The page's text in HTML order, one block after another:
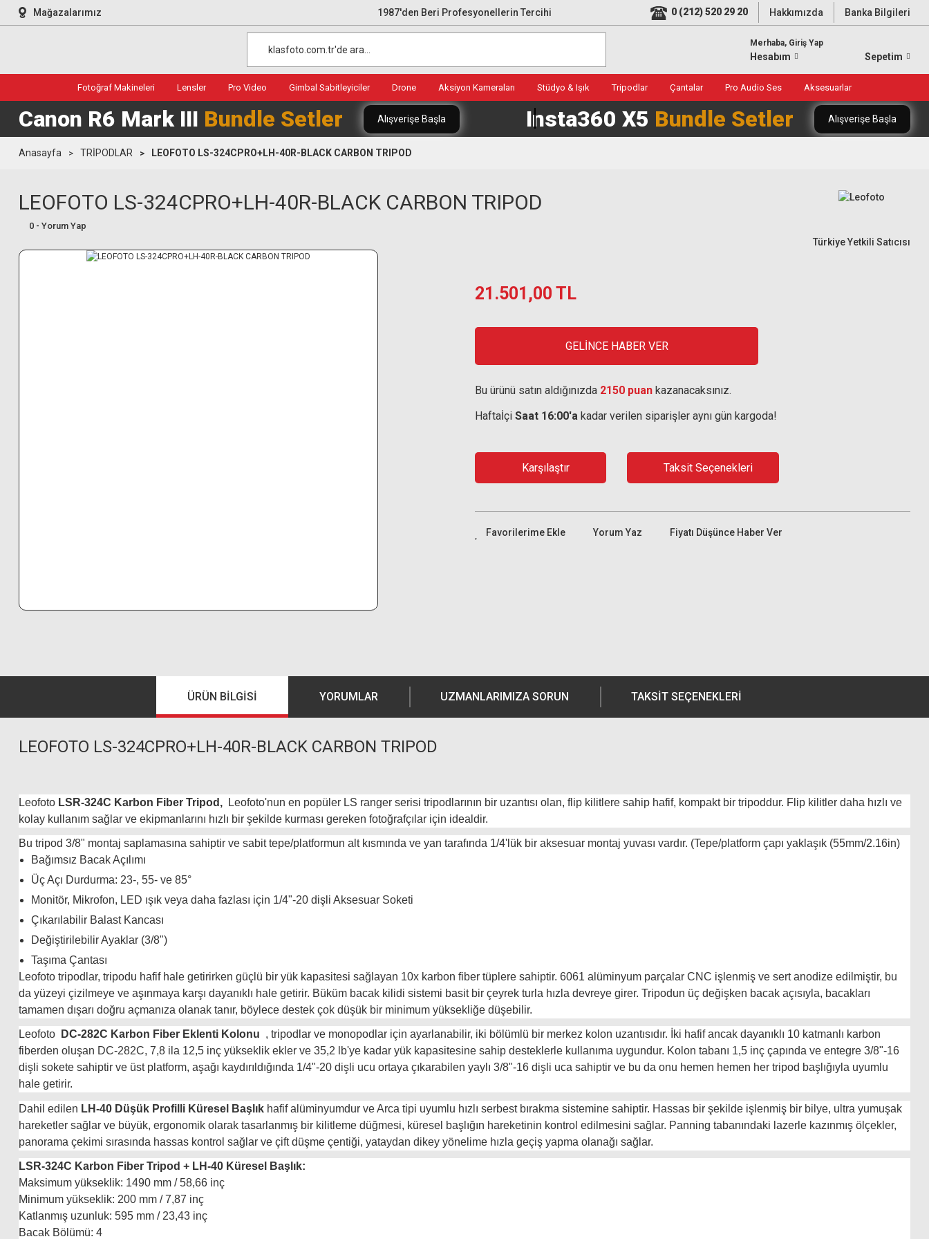
Mağazalarımız 1987'den Beri Profesyonellerin Tercihi 0 (212) 520 29 20 Hakkımızda Banka Bilgileri
Merhaba, Giriş Yap
Hesabım Sepetim
Fotoğraf Makineleri Lensler Pro Video Gimbal Sabitleyiciler Drone Aksiyon Kameraları Stüdyo & Işık Tripodlar Çantalar Pro Audio Ses Aksesuarlar
Canon R6 Mark III Bundle Setler Alışverişe Başla Insta360 X5 Bundle Setler Alışverişe Başla
Anasayfa TRİPODLAR LEOFOTO LS-324CPRO+LH-40R-BLACK CARBON TRIPOD
LEOFOTO LS-324CPRO+LH-40R-BLACK CARBON TRIPOD
0 - Yorum Yap
Türkiye Yetkili Satıcısı
21.501,00 TL
GELİNCE HABER VER
Bu ürünü satın aldığınızda 2150 puan kazanacaksınız.
Haftaİçi Saat 16:00'a kadar verilen siparişler aynı gün kargoda!
Karşılaştır Taksit Seçenekleri
Yorum Yaz Fiyatı Düşünce Haber Ver
ÜRÜN BILGISI YORUMLAR UZMANLARIMIZA SORUN TAKSIT SEÇENEKLERI
LEOFOTO LS-324CPRO+LH-40R-BLACK CARBON TRIPOD
Leofoto LSR-324C Karbon Fiber Tripod,
Leofoto'nun en popüler LS ranger serisi tripodlarının bir uzantısı olan, flip kilitlere sahip hafif, kompakt bir tripoddur. Flip kilitler daha hızlı ve
kolay kullanım sağlar ve ekipmanlarını hızlı bir şekilde kurması gereken fotoğrafçılar için idealdir.
Bu tripod 3/8" montaj saplamasına sahiptir ve sabit tepe/platformun alt kısmında ve yan tarafında 1/4'lük bir aksesuar montaj yuvası vardır. (Tepe/platform çapı yaklaşık (55mm/2.16in)
Bağımsız Bacak Açılımı
Üç Açı Durdurma: 23-, 55- ve 85°
Monitör, Mikrofon, LED ışık veya daha fazlası için 1/4"-20 dişli Aksesuar Soketi
Çıkarılabilir Balast Kancası
Değiştirilebilir Ayaklar (3/8")
Taşıma Çantası
Leofoto tripodlar, tripodu hafif hale getirirken güçlü bir yük kapasitesi sağlayan 10x karbon fiber tüplere sahiptir. 6061 alüminyum parçalar CNC işlenmiş ve sert anodize edilmiştir, bu
da yüzeyi çizilmeye ve aşınmaya karşı dayanıklı hale getirir. Büküm bacak kilidi sistemi basit bir çeyrek turla hızla devreye girer. Tripodun üç değişken bacak açısıyla, bacakları
tamamen dışarı doğru açmanıza olanak tanır, böylece destek çok düşük bir minimum yüksekliğe düşebilir.
Leofoto DC-282C Karbon Fiber Eklenti Kolonu , tripodlar ve monopodlar için ayarlanabilir, iki bölümlü bir merkez kolon uzantısıdır. İki hafif ancak dayanıklı 10 katmanlı karbon
fiberden oluşan DC-282C, 7,8 ila 12,5 inç yükseklik ekler ve 35,2 lb'ye kadar yük kapasitesine sahip desteklerle kullanıma uygundur. Kolon tabanı 1,5 inç çapında ve entegre 3/8"-16
dişli sokete sahiptir ve üst platform, aşağı kaydırıldığında 1/4"-20 dişli ucu ortaya çıkarabilen yaylı 3/8"-16 dişli uca sahiptir ve bu da onu hemen hemen her tripod başlığıyla uyumlu
hale getirir.
Dahil edilen LH-40 Düşük Profilli Küresel Başlık hafif alüminyumdur ve Arca tipi uyumlu hızlı serbest bırakma sistemine sahiptir. Hassas bir şekilde işlenmiş bir bilye, ultra yumuşak
hareketler sağlar ve büyük, ergonomik olarak tasarlanmış bir kilitleme düğmesi, küresel başlığın hareketinin kontrol edilmesini sağlar. Panning tabanındaki lazerle kazınmış ölçekler,
panorama çekimi sırasında hassas kontrol sağlar ve çift düşme çentiği, yataydan dikey yönelime hızla geçiş yapma olanağı sağlar.
LSR-324C Karbon Fiber Tripod + LH-40 Küresel Başlık:
Maksimum yükseklik: 1490 mm / 58,66 inç
Minimum yükseklik: 200 mm / 7,87 inç
Katlanmış uzunluk: 595 mm / 23,43 inç
Bacak Bölümü: 4